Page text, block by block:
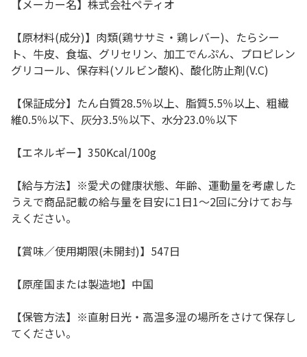
【メーカー名】株式会社ペティオ
【原材料(成分)】肉類(鶏ササミ・鶏レバー)、たらシー
ト、牛皮、食塩、グリセリン、加工でんぷん、プロピレン
グリコール、保存料(ソルビン酸K)、酸化防止剤(V.C)
【保証成分】たん白質28.5％以上、脂質5.5％以上、粗繊
維0.5％以下、灰分3.5％以下、水分23.0％以下
【エネルギー】350Kcal/100g
【給与方法】※愛犬の健康状態、年齢、運動量を考慮した
うえで商品記載の給与量を目安に1日1～2回に分けてお与
えください。
【賞味／使用期限(未開封)】547日
【原産国または製造地】中国
【保管方法】※直射日光・高温多湿の場所をさけて保存し
てください。